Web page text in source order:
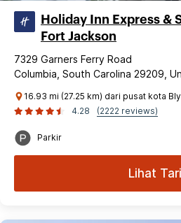
Holiday Inn Express &
Fort Jackson
7329 Garners Ferry Road
Columbia, South Carolina 29209,
16.93 mi (27.25 km) dari pusat kota
4.28
(2222 reviews)
Parkir
Lihat